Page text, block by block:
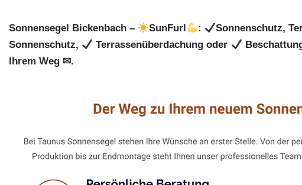
Sonnensegel Bickenbach – SunFurl : Sonnenschutz,
Sonnenschutz,
Terrassenüberdachung oder
Ihrem Weg ✉.